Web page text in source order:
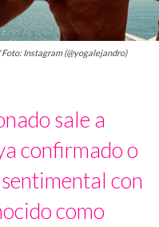
Instagram (@yogalejandro)
sale a
confirmado o
con
como